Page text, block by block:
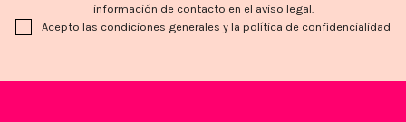
información de contacto en el aviso legal.
Acepto las condiciones generales y la política de confidencialidad